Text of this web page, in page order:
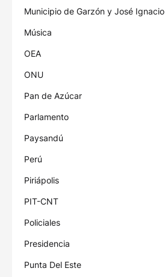
Municipio de Garzón y José Ignacio
Música
OEA
ONU
Pan de Azúcar
Parlamento
Paysandú
Perú
Piriápolis
PIT-CNT
Policiales
Presidencia
Punta Del Este